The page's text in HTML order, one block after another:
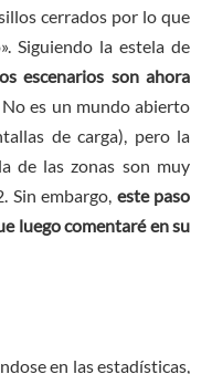
cerrados por lo que
Siguiendo la estela de
escenarios son ahora
es un mundo abierto
de carga), pero la
de las zonas son muy
Sin embargo, este paso
luego comentaré en su
en las estadísticas,